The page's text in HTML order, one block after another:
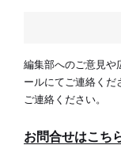
編集部へのご意見や
ールにてご連絡くだ
ご連絡ください。
お問合せはこち